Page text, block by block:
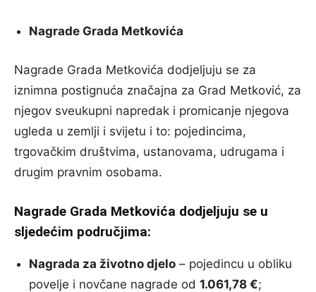
Nagrade Grada Metkovića
Nagrade Grada Metkovića dodjeljuju se za
iznimna postignuća značajna za Grad Metković, za
njegov sveukupni napredak i promicanje njegova
ugleda u zemlji i svijetu i to: pojedincima,
trgovačkim društvima, ustanovama, udrugama i
drugim pravnim osobama.
Nagrade Grada Metkovića dodjeljuju se u
sljedećim područjima:
Nagrada za životno djelo – pojedincu u obliku
povelje i novčane nagrade od 1.061,78 €;